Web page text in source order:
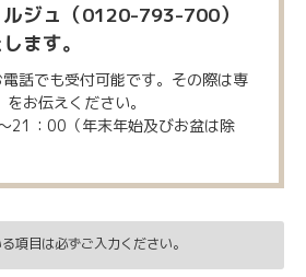
ジュ（0120-793-700）
ます。
話でも受付可能です。その際は専
お伝えください。
21：00（年末年始及びお盆は除
項目は必ずご入力ください。